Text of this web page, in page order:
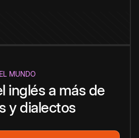
MUNDO
inglés a más de
y dialectos